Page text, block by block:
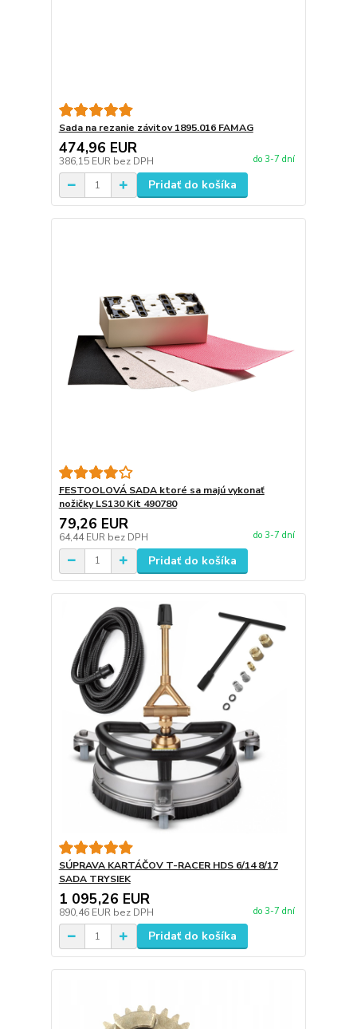
Sada na rezanie závitov 1895.016 FAMAG
474,96 EUR
386,15 EUR bez DPH do 3-7 dní
Pridať do košíka
FESTOOLOVÁ SADA ktoré sa majú vykonať
nožičky LS130 Kit 490780
79,26 EUR
64,44 EUR bez DPH do 3-7 dní
Pridať do košíka
SÚPRAVA KARTÁČOV T-RACER HDS 6/14 8/17
SADA TRYSIEK
1 095,26 EUR
890,46 EUR bez DPH do 3-7 dní
Pridať do košíka